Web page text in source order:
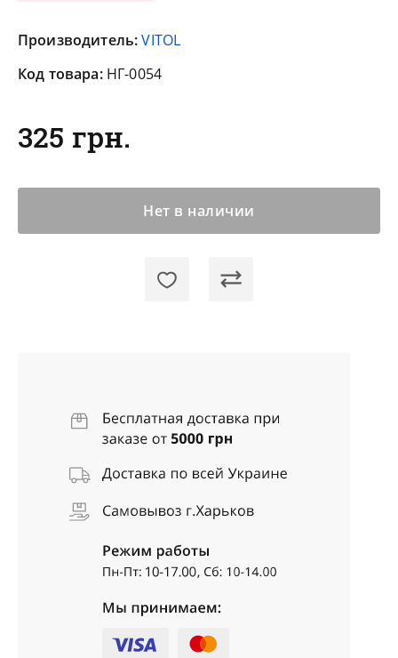
Производитель:VITOL
Код товара: НГ-0054
325 грн.
Нет в наличии